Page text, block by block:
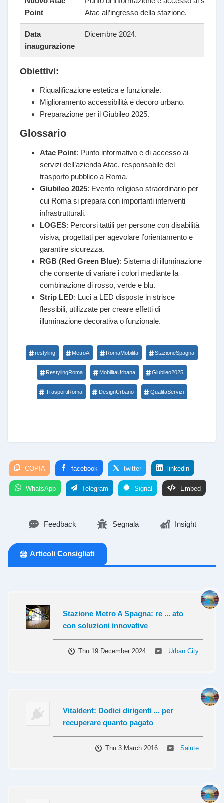
Point
Atac all’ingresso della stazione.
Data
inaugurazione
Dicembre 2024.
Obiettivi:
Riqualificazione estetica e funzionale.
Miglioramento accessibilità e decoro urbano.
Preparazione per il Giubileo 2025.
Glossario
Atac Point: Punto informativo e di accesso ai
servizi dell’azienda Atac, responsabile del
trasporto pubblico a Roma.
Giubileo 2025: Evento religioso straordinario per
cui Roma si prepara con importanti interventi
infrastrutturali.
LOGES: Percorsi tattili per persone con disabilità
visiva, progettati per agevolare l’orientamento e
garantire sicurezza.
RGB (Red Green Blue): Sistema di illuminazione
che consente di variare i colori mediante la
combinazione di rosso, verde e blu.
Strip LED: Luci a LED disposte in strisce
flessibili, utilizzate per creare effetti di
illuminazione decorativa o funzionale.
restyling MetroA RomaMobilita StazioneSpagna
RestylingRoma MobilitaUrbana Giubileo2025
TrasportiRoma DesignUrbano QualitaServizi
COPIA facebook twitter linkedin
WhatsApp Telegram Signal Embed
Feedback Segnala Insight
Articoli Consigliati
Stazione Metro A Spagna: re ... ato
con soluzioni innovative
Thu 19 December 2024 Urban City
Vitaldent: Dodici dirigenti ... per
recuperare quanto pagato
Thu 3 March 2016 Salute